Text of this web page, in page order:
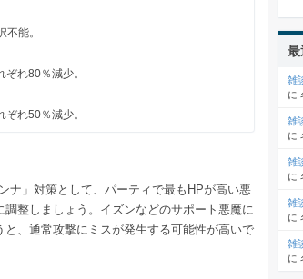
能。
れ80％減少。
れ50％減少。
ナ」対策として、パーティで最もHPが高い悪
整しましょう。イズンなどのサポート悪魔に
、通常攻撃にミスが発生する可能性が高いで
最
雑
に
雑
に
雑
に
雑
に
雑
に